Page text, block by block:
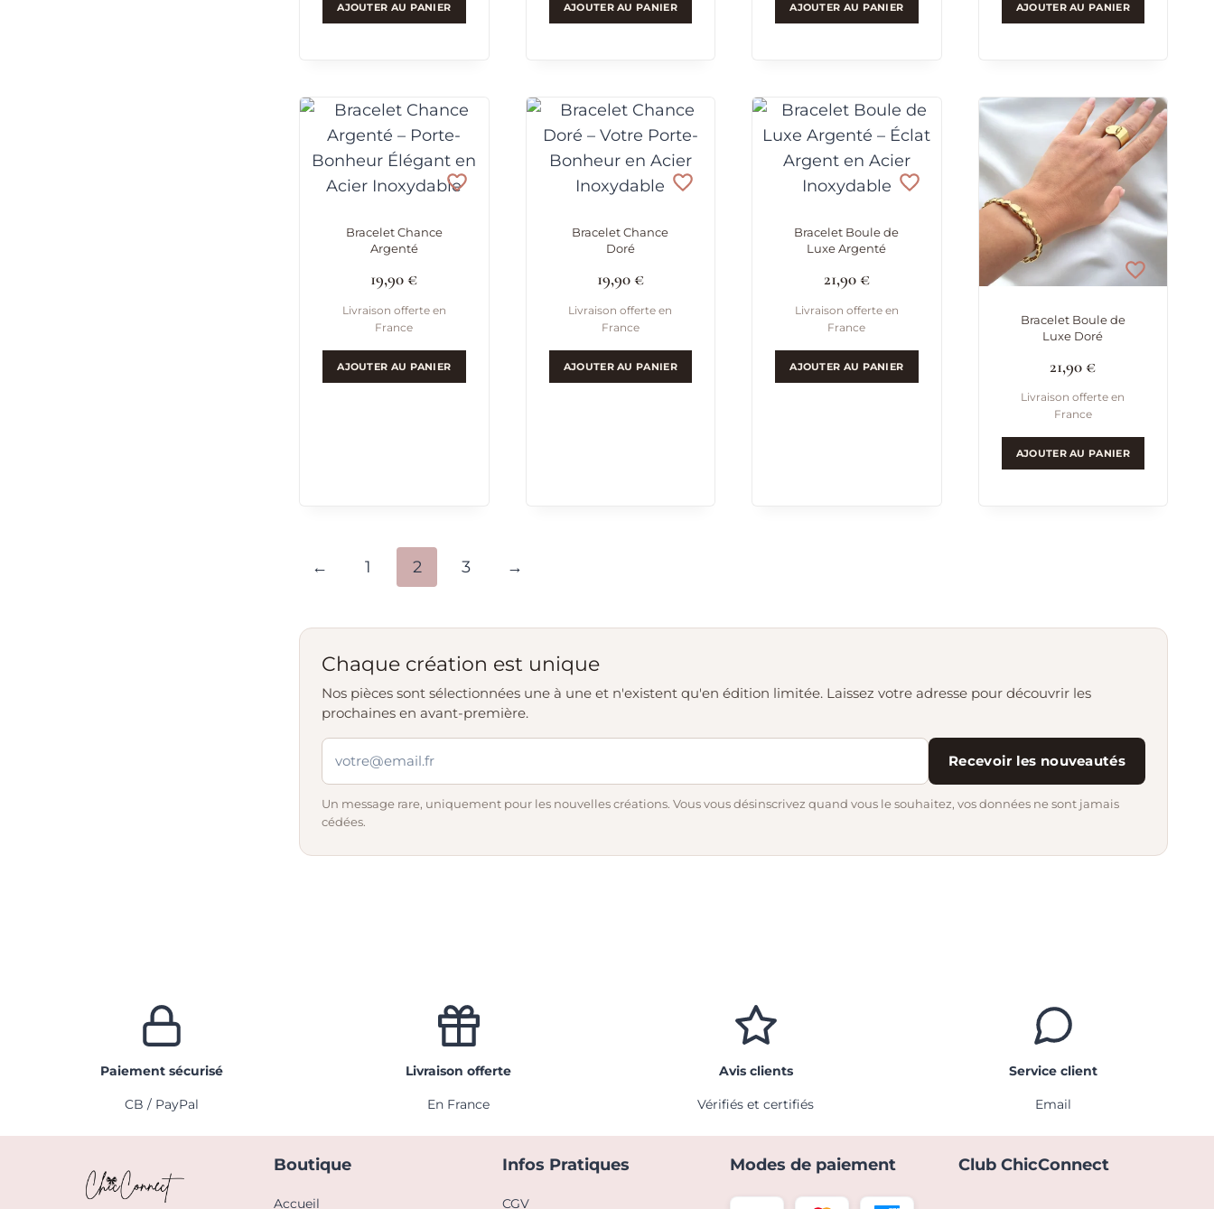
AJOUTER AU PANIER AJOUTER AU PANIER AJOUTER AU PANIER AJOUTER AU PANIER
Bracelet Chance
Argenté
19,90€
Livraison offerte en
France
AJOUTER AU PANIER
Bracelet Chance
Doré
19,90€
Livraison offerte en
France
AJOUTER AU PANIER
Bracelet Boule de
Luxe Argenté
21,90€
Livraison offerte en
France
AJOUTER AU PANIER
Bracelet Boule de
Luxe Doré
21,90€
Livraison offerte en
France
AJOUTER AU PANIER
← 1 2 3 →
Chaque création est unique
Nos pièces sont sélectionnées une à une et n'existent qu'en édition limitée. Laissez votre adresse pour découvrir les
prochaines en avant-première.
Recevoir les nouveautés
Un message rare, uniquement pour les nouvelles créations. Vous vous désinscrivez quand vous le souhaitez, vos données ne sont jamais
cédées.
Paiement sécurisé
CB / PayPal
Livraison offerte
En France
Avis clients
Vérifiés et certifiés
Service client
Email
Boutique
Accueil
Infos Pratiques
CGV
Modes de paiement Club ChicConnect